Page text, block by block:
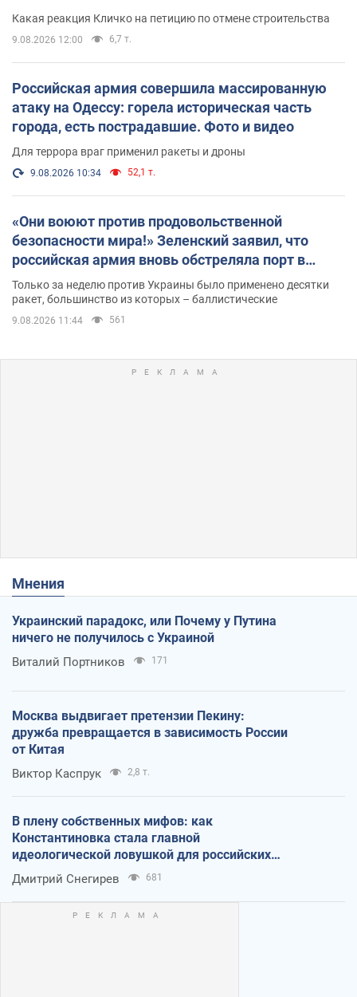
Какая реакция Кличко на петицию по отмене строительства
9.08.2026 12:00 6,7 т.
Российская армия совершила массированную
атаку на Одессу: горела историческая часть
города, есть пострадавшие. Фото и видео
Для террора враг применил ракеты и дроны
9.08.2026 10:34 52,1 т.
«Они воюют против продовольственной
безопасности мира!» Зеленский заявил, что
российская армия вновь обстреляла порт в
Одессе
Только за неделю против Украины было применено десятки
ракет, большинство из которых – баллистические
9.08.2026 11:44 561
Мнения
Украинский парадокс, или Почему у Путина
ничего не получилось с Украиной
Виталий Портников 171
Москва выдвигает претензии Пекину:
дружба превращается в зависимость России
от Китая
Виктор Каспрук 2,8 т.
В плену собственных мифов: как
Константиновка стала главной
идеологической ловушкой для российских
оккупантов
Дмитрий Снегирев 681